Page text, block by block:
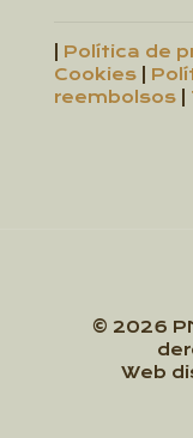
Política de
Cookies
reembolsos
© 2026
Web